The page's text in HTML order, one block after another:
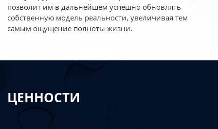
позволит им в дальнейшем успешно обновлять
собственную модель реальности, увеличивая тем
самым ощущение полноты жизни.
ЦЕННОСТИ